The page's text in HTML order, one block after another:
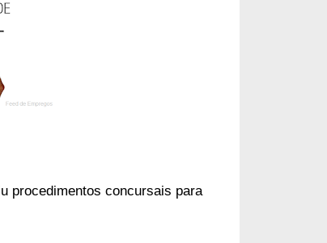
procedimentos concursais para